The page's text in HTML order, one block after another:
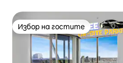
Избор на гостите
Избор на гостите